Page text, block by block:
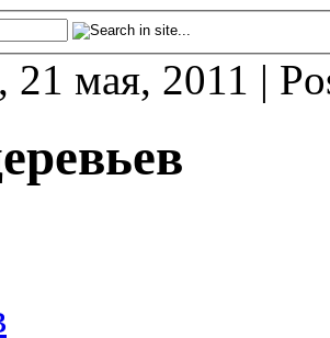
21 мая, 2011 |